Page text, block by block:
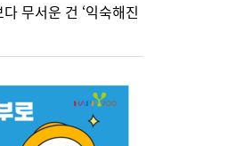
무서운 건 ‘익숙해진